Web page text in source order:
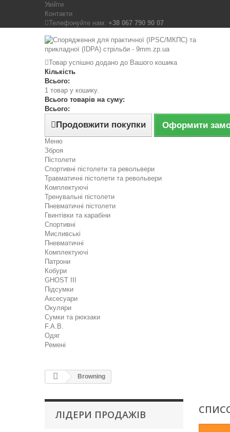
Увійти
Контакти
Телефонуйте нам: +38 067 790 90 07
Товар успішно додано до Вашого кошика
Кількість
Всього:
1 товар у кошику.
Всього товарів на суму:
Всього:
Продовжити покупки Оформити
Меню
Зброя
Пістолети
Спортивні пістолети та револьвери
Травматичні пістолети та револьвери
Комплектуючі
Тренувальні пістолети
Пневматичні пістолети
Гвинтівки та карабіни
Спортивні
Мисливські
Пневматичні
Комплектуючі
Патрони
Кобури
GHOST III
Підсумки
Аксесуари
Окуляри
Сумки та рюкзаки
F.A.B.
Одяг
Ремені
Browning
ЛІДЕРИ ПРОДАЖІВ